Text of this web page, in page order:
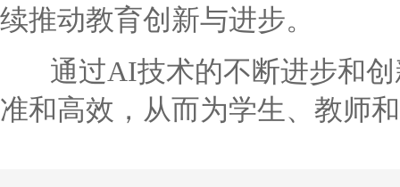
续推动教育创新与进步。
通过AI技术的不断进步和创
准和高效，从而为学生、教师